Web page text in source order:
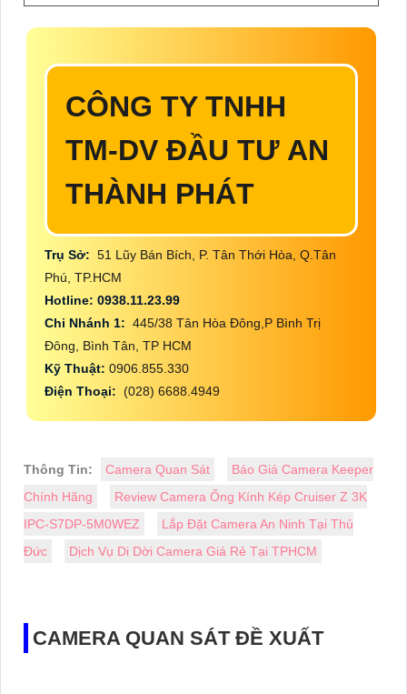
CÔNG TY TNHH
TM-DV ĐẦU TƯ AN
THÀNH PHÁT
Trụ Sở: 51 Lũy Bán Bích, P. Tân Thới Hòa, Q.Tân
Phú, TP.HCM
Hotline: 0938.11.23.99
Chi Nhánh 1: 445/38 Tân Hòa Đông,P Bình Trị
Đông, Bình Tân, TP HCM
Kỹ Thuật: 0906.855.330
Điện Thoại: (028) 6688.4949
Thông Tin: Camera Quan Sát
Báo Giá Camera Keeper
Chính Hãng
Review Camera Ống Kính Kép Cruiser Z 3K
IPC-S7DP-5M0WEZ
Lắp Đặt Camera An Ninh Tại Thủ
Đức
Dịch Vụ Di Dời Camera Giá Rẻ Tại TPHCM
CAMERA QUAN SÁT ĐỀ XUẤT